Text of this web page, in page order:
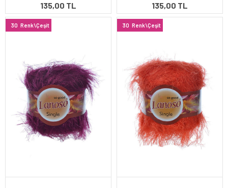
135,00 TL 135,00 TL
30 Renk\Çeşit 30 Renk\Çeşit